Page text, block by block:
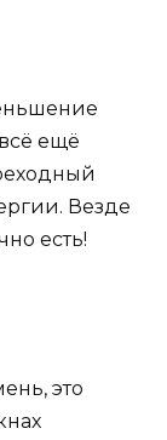
ещё
Везде
есть!
это